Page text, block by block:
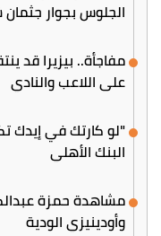
الجلوس بجوار جثمان
مفاجأة.. بيزيرا قد
على اللاعب والنادي
البنك الأهلي
مشاهدة حمزة
وأودينيزي الودية